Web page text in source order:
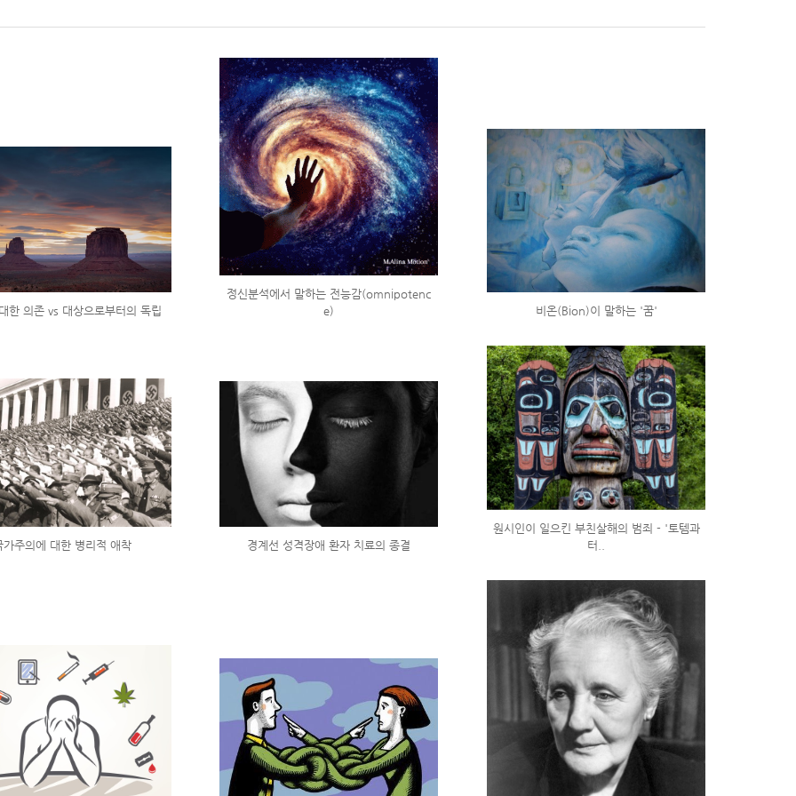
한 의존 vs 대상으로부터의 독립
정신분석에서 말하는 전능감(omnipotenc
e)
비온(Bion)이 말하는 '꿈'
가주의에 대한 병리적 애착 경계선 성격장애 환자 치료의 종결
원시인이 일으킨 부친살해의 범죄 - '토템과
터..